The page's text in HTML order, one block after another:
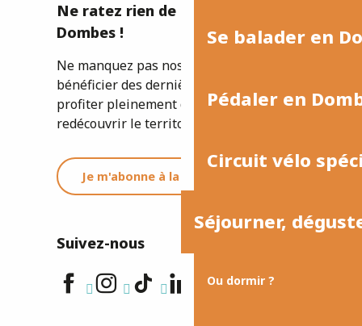
Se balader en
Pédaler en
Circuit vélo
Séjourner,
Ou dormir ?
Ne ratez rien de l'actualité de la
Dombes !
Ne manquez pas nos newsletters pour
bénéficier des dernières informations et
profiter pleinement de votre séjour ou
redécouvrir le territoire.
Je m'abonne à la newsletter
Suivez-nous